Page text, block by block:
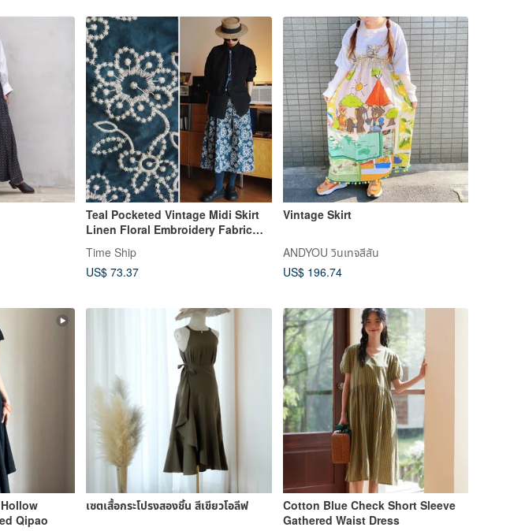
Teal Pocketed Vintage Midi Skirt
Linen Floral Embroidery Fabric
Time Ship
US$ 73.37
Vintage Skirt
ANDYOU วินเทจสีสัน
US$ 196.74
Qipao
เซตเสื้อกระโปรงสองชิ้น สีเขียวโอลีฟ
Cotton Blue Check Short Sleeve
Gathered Waist Dress